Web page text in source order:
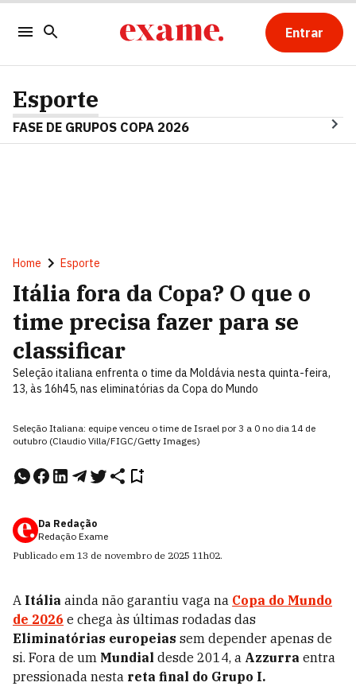
Entrar
Esporte
FASE DE GRUPOS COPA 2026
Home Esporte
Itália fora da Copa? O que o
time precisa fazer para se
classificar
Seleção italiana enfrenta o time da Moldávia nesta quinta-feira,
13, às 16h45, nas eliminatórias da Copa do Mundo
Seleção Italiana: equipe venceu o time de Israel por 3 a 0 no dia 14 de
outubro (Claudio Villa/FIGC/Getty Images)
Da Redação
Redação Exame
Publicado em 13 de novembro de 2025 11h02.
A Itália ainda não garantiu vaga na Copa do Mundo
de 2026 e chega às últimas rodadas das
Eliminatórias europeias sem depender apenas de
si. Fora de um Mundial desde 2014, a Azzurra entra
pressionada nesta reta final do Grupo I.